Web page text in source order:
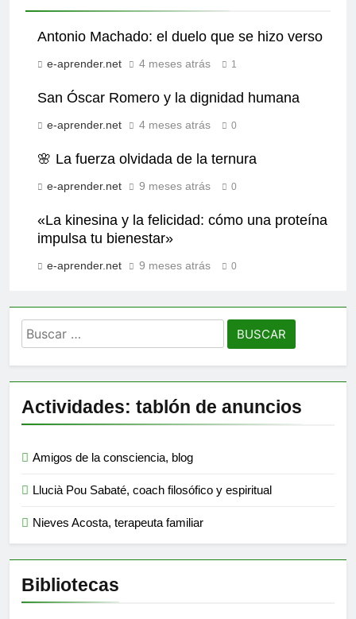
Antonio Machado: el duelo que se hizo verso
e-aprender.net 4 meses atrás 1
San Óscar Romero y la dignidad humana
e-aprender.net 4 meses atrás 0
🌸 La fuerza olvidada de la ternura
e-aprender.net 9 meses atrás 0
«La kinesina y la felicidad: cómo una proteína
impulsa tu bienestar»
e-aprender.net 9 meses atrás 0
Buscar:
Actividades: tablón de anuncios
Amigos de la consciencia, blog
Llucià Pou Sabaté, coach filosófico y espiritual
Nieves Acosta, terapeuta familiar
Bibliotecas